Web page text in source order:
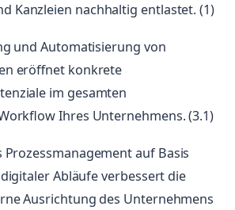
Kanzleien nachhaltig entlastet. (1)
und Automatisierung von
eröffnet konkrete
im gesamten
Ihres Unternehmens. (3.1)
Prozessmanagement auf Basis
Abläufe verbessert die
Ausrichtung des Unternehmens